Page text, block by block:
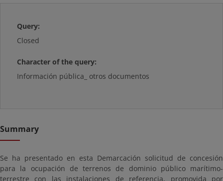
Query:
Closed
Character of the query:
Información pública_ otros documentos
Summary
Se ha presentado en esta Demarcación solicitud de concesión
para la ocupación de terrenos de dominio público marítimo-
terrestre con las instalaciones de referencia, promovida por